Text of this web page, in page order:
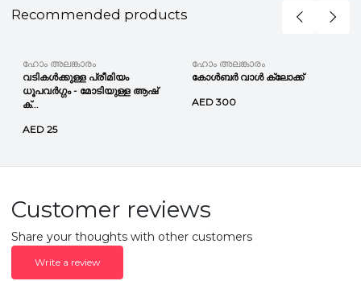
Recommended products
ഹോം അലങ്കാരം
വടികൾക്കുള്ള പ്രീമിയം
ധൂപവർഗ്ഗം - മോടിയുള്ള ആഷ്
ക്...
AED 25
ഹോം അലങ്കാരം
കോൾബർ വാൾ ക്ലോക്ക്
AED 300
Customer reviews
Share your thoughts with other customers
Write a review